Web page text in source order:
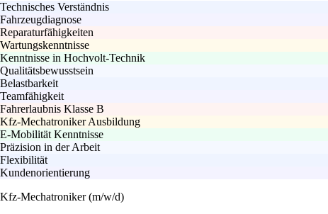
Technisches Verständnis
Fahrzeugdiagnose
Reparaturfähigkeiten
Wartungskenntnisse
Kenntnisse in Hochvolt-Technik
Qualitätsbewusstsein
Belastbarkeit
Teamfähigkeit
Fahrerlaubnis Klasse B
Kfz-Mechatroniker Ausbildung
E-Mobilität Kenntnisse
Präzision in der Arbeit
Flexibilität
Kundenorientierung
Kfz-Mechatroniker (m/w/d)